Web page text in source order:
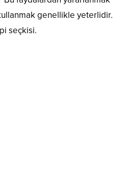
genellikle yeterlidir.
seçkisi.